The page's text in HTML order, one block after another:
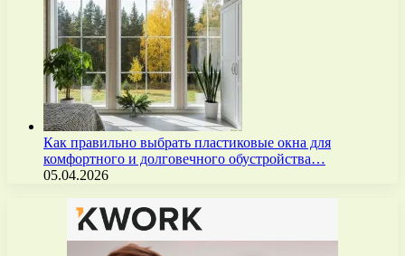
Как правильно выбрать пластиковые окна для
комфортного и долговечного обустройства…
05.04.2026